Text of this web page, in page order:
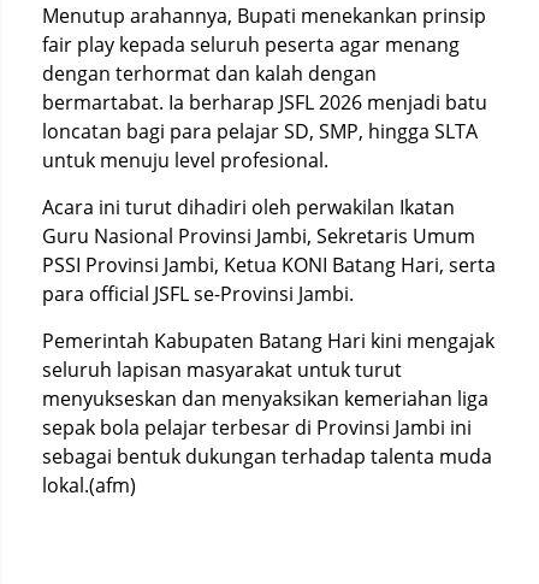
Menutup arahannya, Bupati menekankan prinsip
fair play kepada seluruh peserta agar menang
dengan terhormat dan kalah dengan
bermartabat. Ia berharap JSFL 2026 menjadi batu
loncatan bagi para pelajar SD, SMP, hingga SLTA
untuk menuju level profesional.
Acara ini turut dihadiri oleh perwakilan Ikatan
Guru Nasional Provinsi Jambi, Sekretaris Umum
PSSI Provinsi Jambi, Ketua KONI Batang Hari, serta
para official JSFL se-Provinsi Jambi.
Pemerintah Kabupaten Batang Hari kini mengajak
seluruh lapisan masyarakat untuk turut
menyukseskan dan menyaksikan kemeriahan liga
sepak bola pelajar terbesar di Provinsi Jambi ini
sebagai bentuk dukungan terhadap talenta muda
lokal.(afm)